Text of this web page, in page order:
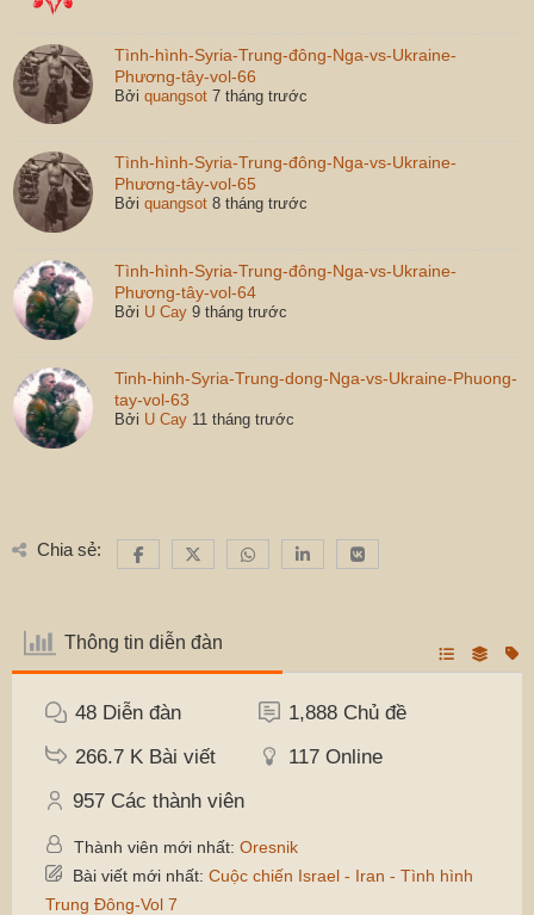
Tình-hình-Syria-Trung-đông-Nga-vs-Ukraine-
Phương-tây-vol-66
Bởiquangsot 7 tháng trước
Tình-hình-Syria-Trung-đông-Nga-vs-Ukraine-
Phương-tây-vol-65
Bởiquangsot 8 tháng trước
Tình-hình-Syria-Trung-đông-Nga-vs-Ukraine-
Phương-tây-vol-64
Bởi U Cay 9 tháng trước
Tinh-hinh-Syria-Trung-dong-Nga-vs-Ukraine-Phuong-
tay-vol-63
Bởi U Cay 11 tháng trước
Chia sẻ:
Thông tin diễn đàn
48 Diễn đàn 1,888 Chủ đề
266.7 K Bài viết 117 Online
957 Các thành viên
Thành viên mới nhất: Oresnik
Bài viết mới nhất: Cuộc chiến Israel - Iran - Tình hình
Trung Đông-Vol 7